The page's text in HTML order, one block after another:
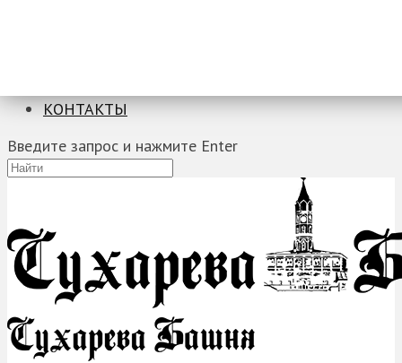
КОНТАКТЫ
Введите запрос и нажмите Enter